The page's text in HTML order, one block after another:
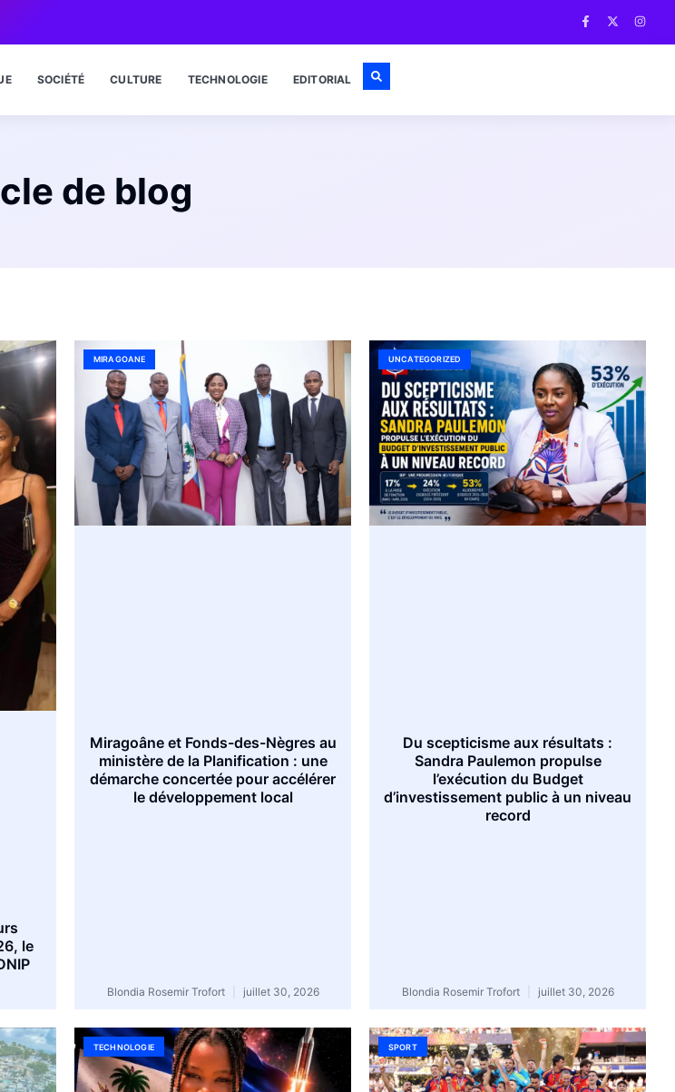
SOCIÉTÉ CULTURE TECHNOLOGIE EDITORIAL
de blog
le
MIRAGOANE
Miragoâne et Fonds-des-Nègres au
ministère de la Planification : une
démarche concertée pour accélérer
le développement local
Blondia Rosemir Trofort juillet 30, 2026
UNCATEGORIZED
Du scepticisme aux résultats :
Sandra Paulemon propulse
l’exécution du Budget
d’investissement public à un niveau
record
Blondia Rosemir Trofort juillet 30, 2026
TECHNOLOGIE SPORT